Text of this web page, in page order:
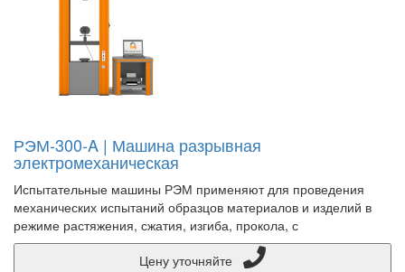
РЭМ-300-A | Машина разрывная
электромеханическая
Испытательные машины РЭМ применяют для проведения
механических испытаний образцов материалов и изделий в
режиме растяжения, сжатия, изгиба, прокола, с